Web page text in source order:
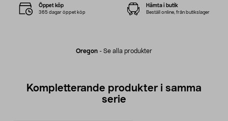
Oregon - Se alla produkter
Öppet köp
365 dagar öppet köp
Hämta i butik
Beställ online, från butikslager
Kompletterande produkter i samma
serie